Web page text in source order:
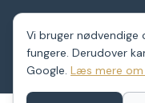
Vi bruger
fungere. Derudover
Google. Læs mere
2026ShelterDK. Et